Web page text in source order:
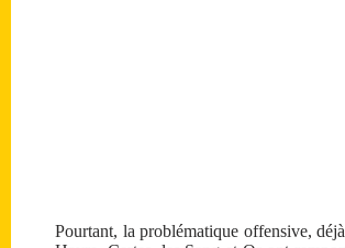
Pourtant, la problématique offensive,